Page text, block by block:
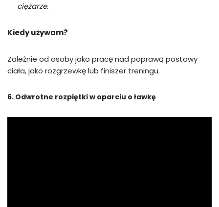
ciężarze.
Kiedy używam?
Zależnie od osoby jako pracę nad poprawą postawy
ciała, jako rozgrzewkę lub finiszer treningu.
6. Odwrotne rozpiętki w oparciu o ławkę